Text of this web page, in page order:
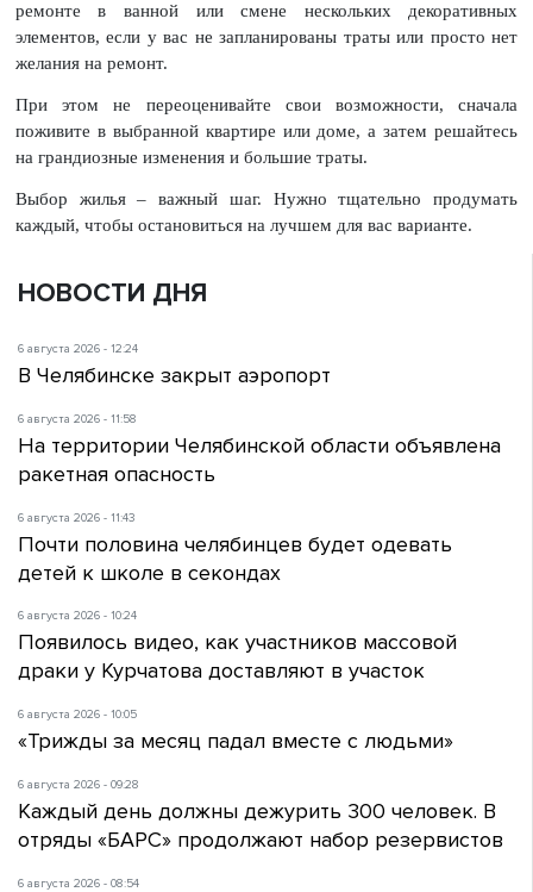
ремонте в ванной или смене нескольких декоративных
элементов, если у вас не запланированы траты или просто нет
желания на ремонт.
При этом не переоценивайте свои возможности, сначала
поживите в выбранной квартире или доме, а затем решайтесь
на грандиозные изменения и большие траты.
Выбор жилья – важный шаг. Нужно тщательно продумать
каждый, чтобы остановиться на лучшем для вас варианте.
НОВОСТИ ДНЯ
6 августа 2026 - 12:24
В Челябинске закрыт аэропорт
6 августа 2026 - 11:58
На территории Челябинской области объявлена
ракетная опасность
6 августа 2026 - 11:43
Почти половина челябинцев будет одевать
детей к школе в секондах
6 августа 2026 - 10:24
Появилось видео, как участников массовой
драки у Курчатова доставляют в участок
6 августа 2026 - 10:05
«Трижды за месяц падал вместе с людьми»
6 августа 2026 - 09:28
Каждый день должны дежурить 300 человек. В
отряды «БАРС» продолжают набор резервистов
6 августа 2026 - 08:54